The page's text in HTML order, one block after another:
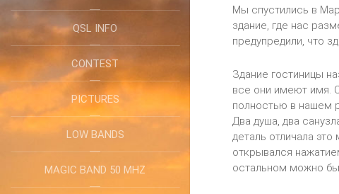
QSL INFO
CONTEST
PICTURES
LOW BANDS
MAGIC BAND 50 MHZ
Мы спустились в
здание, где нас
предупредили, что
Здание гостиницы
все они имеют имя.
полностью в нашем
Два душа, два
деталь отличала
открывался
остальном можно